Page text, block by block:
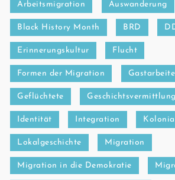
Arbeitsmigration Auswanderung
Black History Month BRD
Erinnerungskultur Flucht
Formen der Migration
Geflüchtete Geschichtsvermittlung
Identität Integration
Lokalgeschichte Migration
Migration in die Demokratie